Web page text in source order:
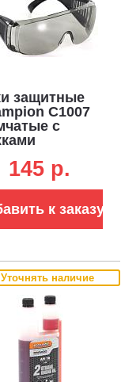
защитные
C1007
с
145 p.
к заказу
Уточнять наличие